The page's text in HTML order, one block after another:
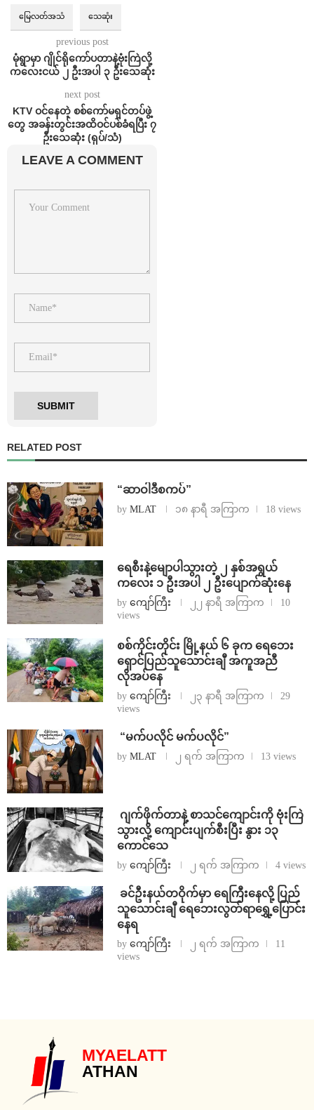
မြေလတ်အသံ သေဆုံး
previous post
မုံရွာမှာ ဂျိုင်ရိုကော်ပတာနဲ့ဗုံးကြဲလို့
ကလေးငယ် ၂ ဦးအပါ ၃ ဦးသေဆုံး
next post
⁨KTV ဝင်နေတဲ့ စစ်ကော်မရှင်တပ်ဖွဲ့
တွေ အခန်းတွင်းအထိဝင်ပစ်ခံရပြီး ၇
ဦးသေဆုံး (ရုပ်/သံ)
LEAVE A COMMENT
RELATED POST
“ဆာဝါဒီစကပ်”
by MLAT ၁၈ နာရီ အကြာက 18 views
ရေစီးနဲ့မျောပါသွားတဲ့ ၂ နှစ်အရွယ်
ကလေး ၁ ဦးအပါ ၂ ဦးပျောက်ဆုံးနေ
by ကျော်ကြီး ၂၂ နာရီ အကြာက
10
views
စစ်ကိုင်းတိုင်း မြို့နယ် ၆ ခုက ရေဘေး
ရှောင်ပြည်သူသောင်းချီ အကူအညီ
လိုအပ်နေ
by ကျော်ကြီး ၂၃ နာရီ အကြာက
29
views
⁨ ⁨“မက်ပလိုင် မက်ပလိုင်”
by MLAT ၂ ရက် အကြာက 13 views
⁨⁩ ⁨ဂျက်ဖိုက်တာနဲ့ စာသင်ကျောင်းကို ဗုံးကြဲ
သွားလို့ ကျောင်းပျက်စီးပြီး နွား ၁၃
ကောင်သေ
by ကျော်ကြီး ၂ ရက် အကြာက 4 views
⁩ ⁨ခင်ဦးနယ်တဝိုက်မှာ ရေကြီးနေလို့ ပြည်
သူသောင်းချီ ရေဘေးလွတ်ရာရွှေ့ပြောင်း
နေရ
by ကျော်ကြီး ၂ ရက် အကြာက
11
views
MYAELATT
ATHAN